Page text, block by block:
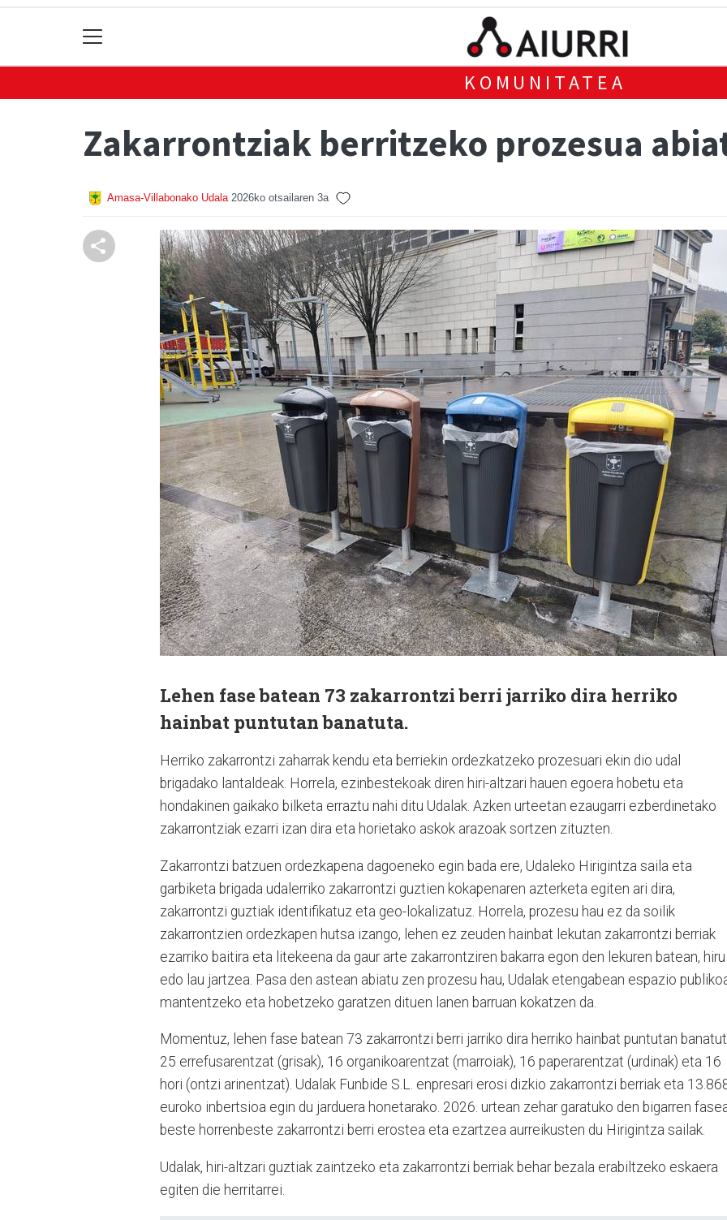
KOMUNITATEA
Zakarrontziak berritzeko prozesua
Amasa-Villabonako Udala 2026ko otsailaren 3a
Lehen fase batean 73 zakarrontzi berri jarriko dira herriko
hainbat puntutan banatuta.
Herriko zakarrontzi zaharrak kendu eta berriekin ordezkatzeko prozesuari ekin dio udal
brigadako lantaldeak. Horrela, ezinbestekoak diren hiri-altzari hauen egoera hobetu eta
hondakinen gaikako bilketa erraztu nahi ditu Udalak. Azken urteetan ezaugarri ezberdinetako
zakarrontziak ezarri izan dira eta horietako askok arazoak sortzen zituzten.
Zakarrontzi batzuen ordezkapena dagoeneko egin bada ere, Udaleko Hirigintza saila eta
garbiketa brigada udalerriko zakarrontzi guztien kokapenaren azterketa egiten ari dira,
zakarrontzi guztiak identifikatuz eta geo-lokalizatuz. Horrela, prozesu hau ez da soilik
zakarrontzien ordezkapen hutsa izango, lehen ez zeuden hainbat lekutan zakarrontzi berriak
ezarriko baitira eta litekeena da gaur arte zakarrontziren bakarra egon den lekuren batean, hiru
edo lau jartzea. Pasa den astean abiatu zen prozesu hau, Udalak etengabean espazio
mantentzeko eta hobetzeko garatzen dituen lanen barruan kokatzen da.
Momentuz, lehen fase batean 73 zakarrontzi berri jarriko dira herriko hainbat puntutan
25 errefusarentzat (grisak), 16 organikoarentzat (marroiak), 16 paperarentzat (urdinak) eta 16
hori (ontzi arinentzat). Udalak Funbide S.L. enpresari erosi dizkio zakarrontzi berriak eta
euroko inbertsioa egin du jarduera honetarako. 2026. urtean zehar garatuko den bigarren
beste horrenbeste zakarrontzi berri erostea eta ezartzea aurreikusten du Hirigintza sailak.
Udalak, hiri-altzari guztiak zaintzeko eta zakarrontzi berriak behar bezala erabiltzeko eskaera
egiten die herritarrei.